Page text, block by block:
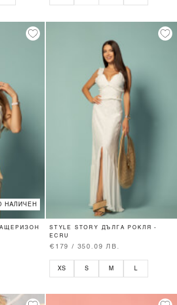
НАЛИЧЕН
STYLE STORY ДЪЛГА РОКЛЯ -
ECRU
€179 / 350.09 ЛВ.
XS S M